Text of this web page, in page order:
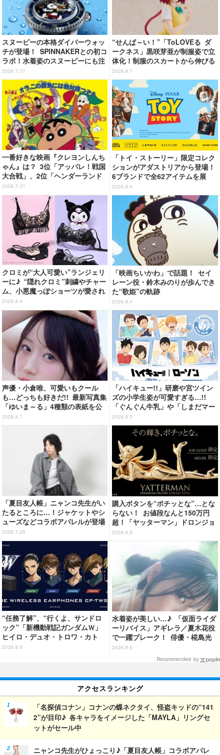
スヌーピーの本格ダイバーウォッ
チが登場！ SPINNAKERとの初コ
ラボ！水着姿のスヌーピーにも注
目
2026.7.31
“せんぱ～い！”「ToLOVEる ダ
ークネス」黒咲芽亜が制服姿で立
体化！制服のスカートから伸びる
下半身のプロポーションの再現が
アツい！
2026.8.7
一番好きな映画『クレヨンしんち
ゃん』は？ 3位「アッパレ！戦国
大合戦」、2位「ヘンダーランド
の大冒険」、1位は…？【『映画
クレヨンしんちゃん 奇々怪々！
オラの妖怪バケ～ション』公開記
念】
2026.7.31
「トイ・ストーリー」限定コレク
ションがアダストリアから登場！
6ブランドで全62アイテムを展
開 店舗で購入するとオリジナル
マグネットをプレゼント☆
2026.8.4
クロミが“大人可愛い”ランジェリ
ーに♪ “隠れクロミ”刺繍やチャー
ム、小悪魔っぽショーツが愛され
度満点◎
2026.8.4
「映画ちいかわ」で話題！ セイ
レーン役・鈴木みのりが歩んでき
た“歌姫”の軌跡
2026.8.4
声優・小倉唯、可愛いもクール
も…どっちも好きだ!! 最新写真集
「ゆいま～る」4種類の表紙を公
開！「成長した私の姿を楽しんで
いただけたら」
2026.8.7
「ハイキュー!!」研磨や宮ツイン
ズの小学生姿が可愛すぎる…!!
「ぐんぐん牛乳」や「しまだマー
ト」デザインのグッズも!? ロー
ソン限定グッズが登場！
2026.8.5
「夏目友人帳」ニャンコ先生がい
たるところに…！ジャケットやシ
ューズなどコラボアパレルが登場
♪
2026.7.26
購入ボタンを“ポチッとな”…とな
らない！ お値段なんと150万円
超！「ヤッターマン」ドロンジョ
様が黄金の輝きをまといミニフィ
ギュア化 ヤッターワン&おだてブ
2026.8.6
“任務了解”、“行くよ、サンドロ
ック”「新機動戦記ガンダムＷ」
ヒイロ・デュオ・トロワ・カト
ル・五飛の声がする…！ 新規録
2026.8.6
水着姿が美しい…♪ 「仮面ライダ
ーリバイス」アギレラ／夏木花役
で一躍ブレーク！ 俳優・椛島光
の2nd写真集が予約開始
2026.8.6
Recommended by
アクセスランキング
「名探偵コナン」コナンの蝶ネクタイ、怪盗キッドの“141
2”が目印♪ 各キャラをイメージした「MAYLA」リングセ
ットがセール中
ニャンコ先生がひょっこり♪「夏目友人帳」コラボアパレ